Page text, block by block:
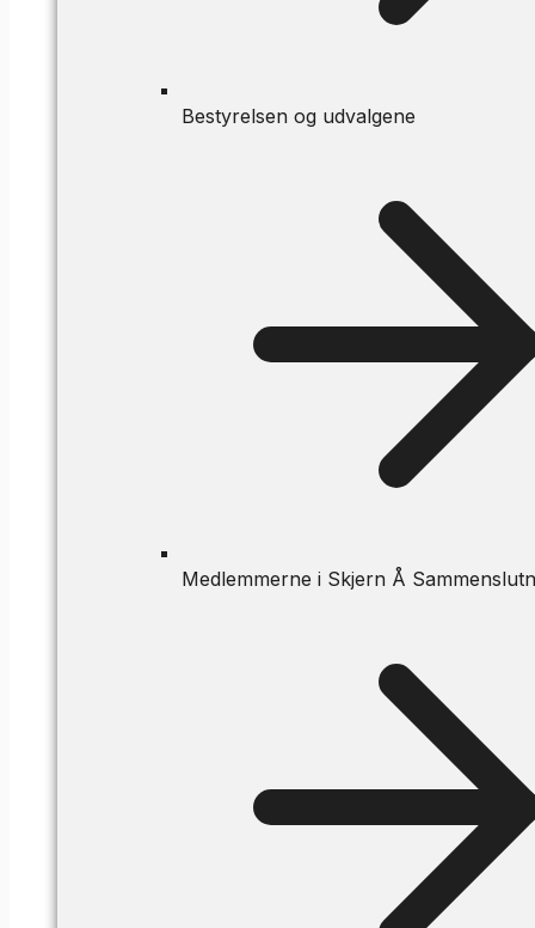
Bestyrelsen og udvalgene
Medlemmerne i Skjern Å